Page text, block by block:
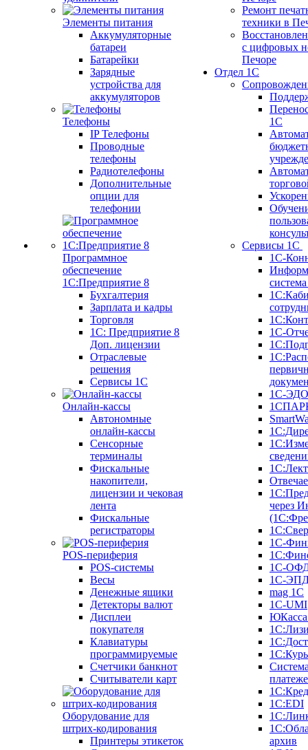
Элементы питания
Аккумуляторные
батареи
Батарейки
Зарядные
устройства для
аккумуляторов
Телефоны
IP Телефоны
Проводные
телефоны
Радиотелефоны
Дополнительные
опции для
телефонии
Программное
обеспечение
1С:Предприятие 8
Бухгалтерия
Зарплата и кадры
Торговля
1C: Предприятие 8
Доп. лицензии
Отраслевые
решения
Сервисы 1С
Онлайн-кассы
Автономные
онлайн-кассы
Сенсорные
терминалы
Фискальные
накопители,
лицензии и чековая
лента
Фискальные
регистраторы
POS-периферия
POS-системы
Весы
Денежные ящики
Детекторы валют
Дисплеи
покупателя
Клавиатуры
программируемые
Счетчики банкнот
Считыватели карт
Оборудование для
штрих-кодирования
Принтеры этикеток
Ремонт
техники в
с цифровых
Печоре
Отдел 1С
1С
Сервисы 1С
1С-
1С-
1С-ЭДО
через
1С-
1С-
1С-
mag 1C
1C-UMI
1С:EDI
архив